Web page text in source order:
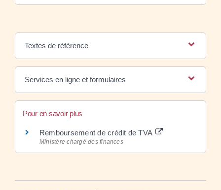
Textes de référence
Services en ligne et formulaires
Pour en savoir plus
Remboursement de crédit de TVA
Ministère chargé des finances